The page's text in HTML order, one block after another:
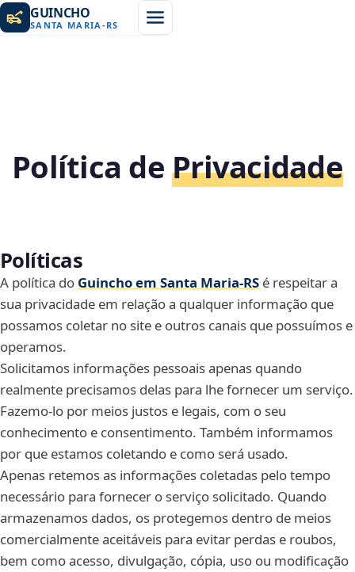
GUINCHO
SANTA MARIA -RS
Política dePrivacidade
Políticas
A política do Guincho em Santa Maria‑RS é respeitar a
sua privacidade em relação a qualquer informação que
possamos coletar no site e outros canais que possuímos e
operamos.
Solicitamos informações pessoais apenas quando
realmente precisamos delas para lhe fornecer um serviço.
Fazemo-lo por meios justos e legais, com o seu
conhecimento e consentimento. Também informamos
por que estamos coletando e como será usado.
Apenas retemos as informações coletadas pelo tempo
necessário para fornecer o serviço solicitado. Quando
armazenamos dados, os protegemos dentro de meios
comercialmente aceitáveis para evitar perdas e roubos,
bem como acesso, divulgação, cópia, uso ou modificação